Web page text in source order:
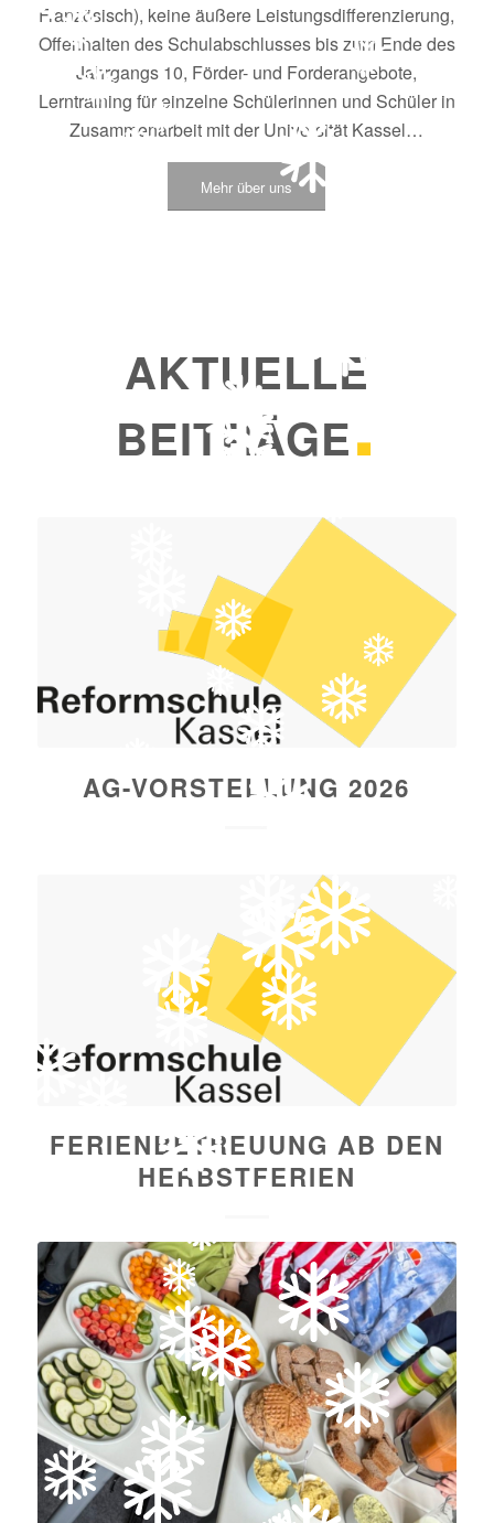
Französisch), keine äußere Leistungsdifferenzierung,
Offenhalten des Schulabschlusses bis zum Ende des
Jahrgangs 10, Förder- und Forderangebote,
Lerntraining für einzelne Schülerinnen und Schüler in
Zusammenarbeit mit der Universität Kassel…
Mehr über uns
AKTUELLE
BEITRÄGE.
AG-VORSTELLUNG 2026
FERIENBETREUUNG AB DEN
HERBSTFERIEN